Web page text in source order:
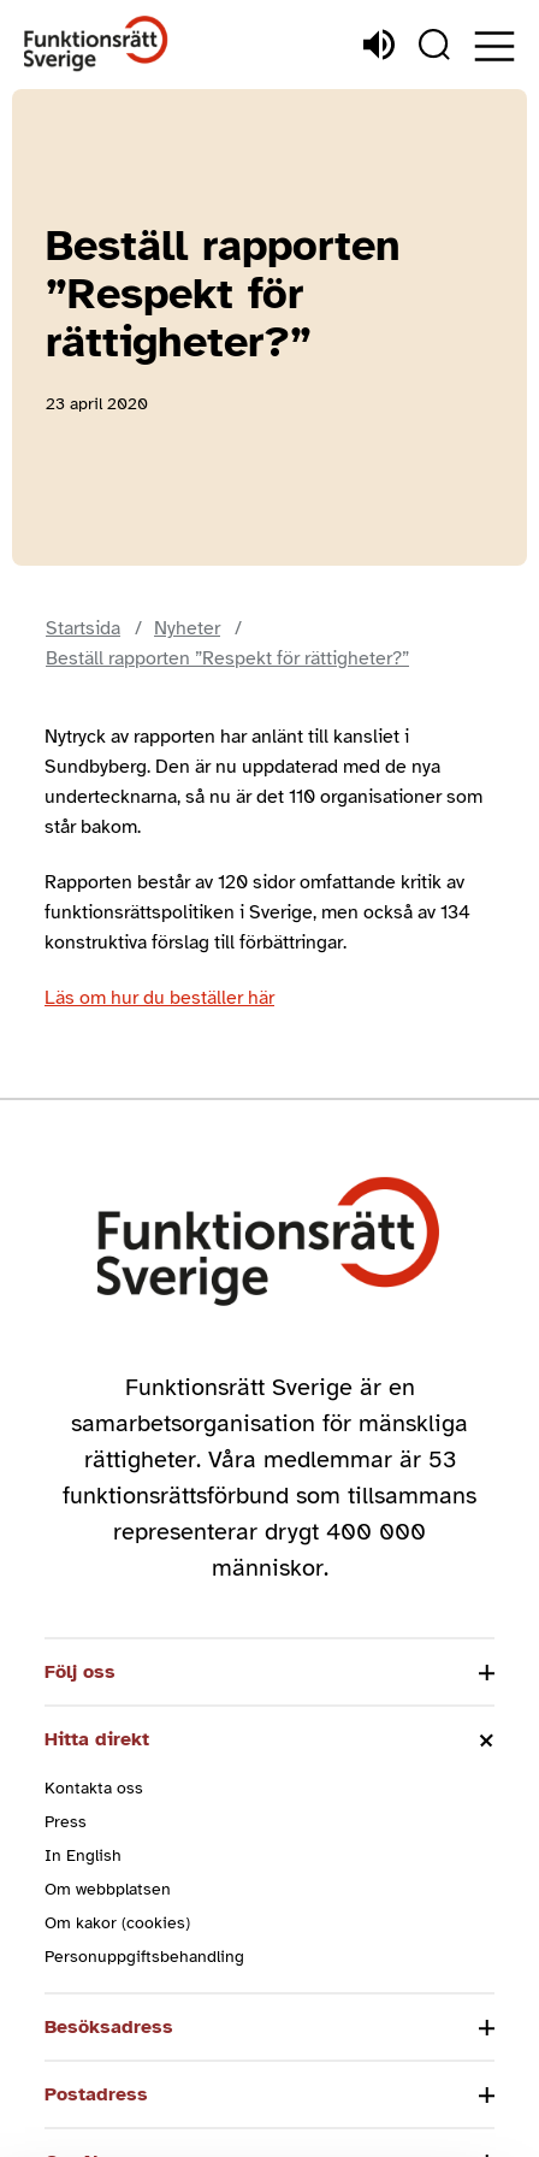
Beställ rapporten
”Respekt för
rättigheter?”
23 april 2020
Startsida
Nyheter
Beställ rapporten ”Respekt för rättigheter?”
Nytryck av rapporten har anlänt till kansliet i
Sundbyberg. Den är nu uppdaterad med de nya
undertecknarna, så nu är det 110 organisationer som
står bakom.
Rapporten består av 120 sidor omfattande kritik av
funktionsrättspolitiken i Sverige, men också av 134
konstruktiva förslag till förbättringar.
Läs om hur du beställer här
Funktionsrätt Sverige är en
samarbetsorganisation för mänskliga
rättigheter. Våra medlemmar är 53
funktionsrättsförbund som tillsammans
representerar drygt 400 000
människor.
Följ oss
Hitta direkt
Kontakta oss
Press
In English
Om webbplatsen
Om kakor (cookies)
Personuppgiftsbehandling
Besöksadress
Postadress